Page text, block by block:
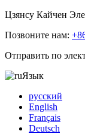
Цзянсу Кайчен
Позвоните нам:
Отправить по
Язык
русский
English
Français
Deutsch